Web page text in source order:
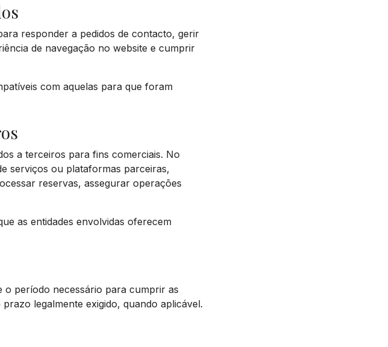
responder a pedidos de contacto, gerir
de navegação no website e cumprir
com aquelas para que foram
a terceiros para fins comerciais. No
serviços ou plataformas parceiras,
reservas, assegurar operações
as entidades envolvidas oferecem
o período necessário para cumprir as
legalmente exigido, quando aplicável.